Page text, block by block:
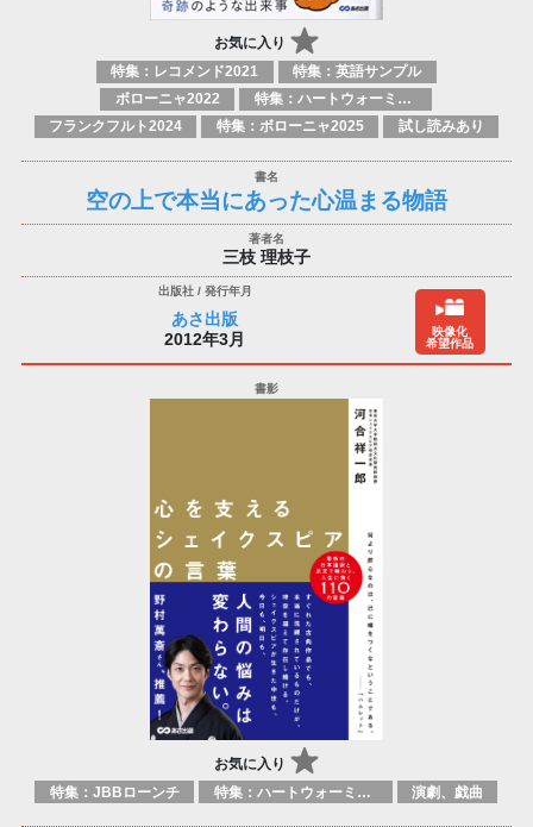
お気に入り
特集：レコメンド2021
特集：英語サンプル
ボローニャ2022
特集：ハートウォーミング
フランクフルト2024
特集：ボローニャ2025 試し読みあり
空の上で本当にあった心温まる物語
三枝 理枝子
あさ出版
2012年3月
映像化
希望作品
お気に入り
特集：JBBローンチ 特集：ハートウォーミング 演劇、戯曲